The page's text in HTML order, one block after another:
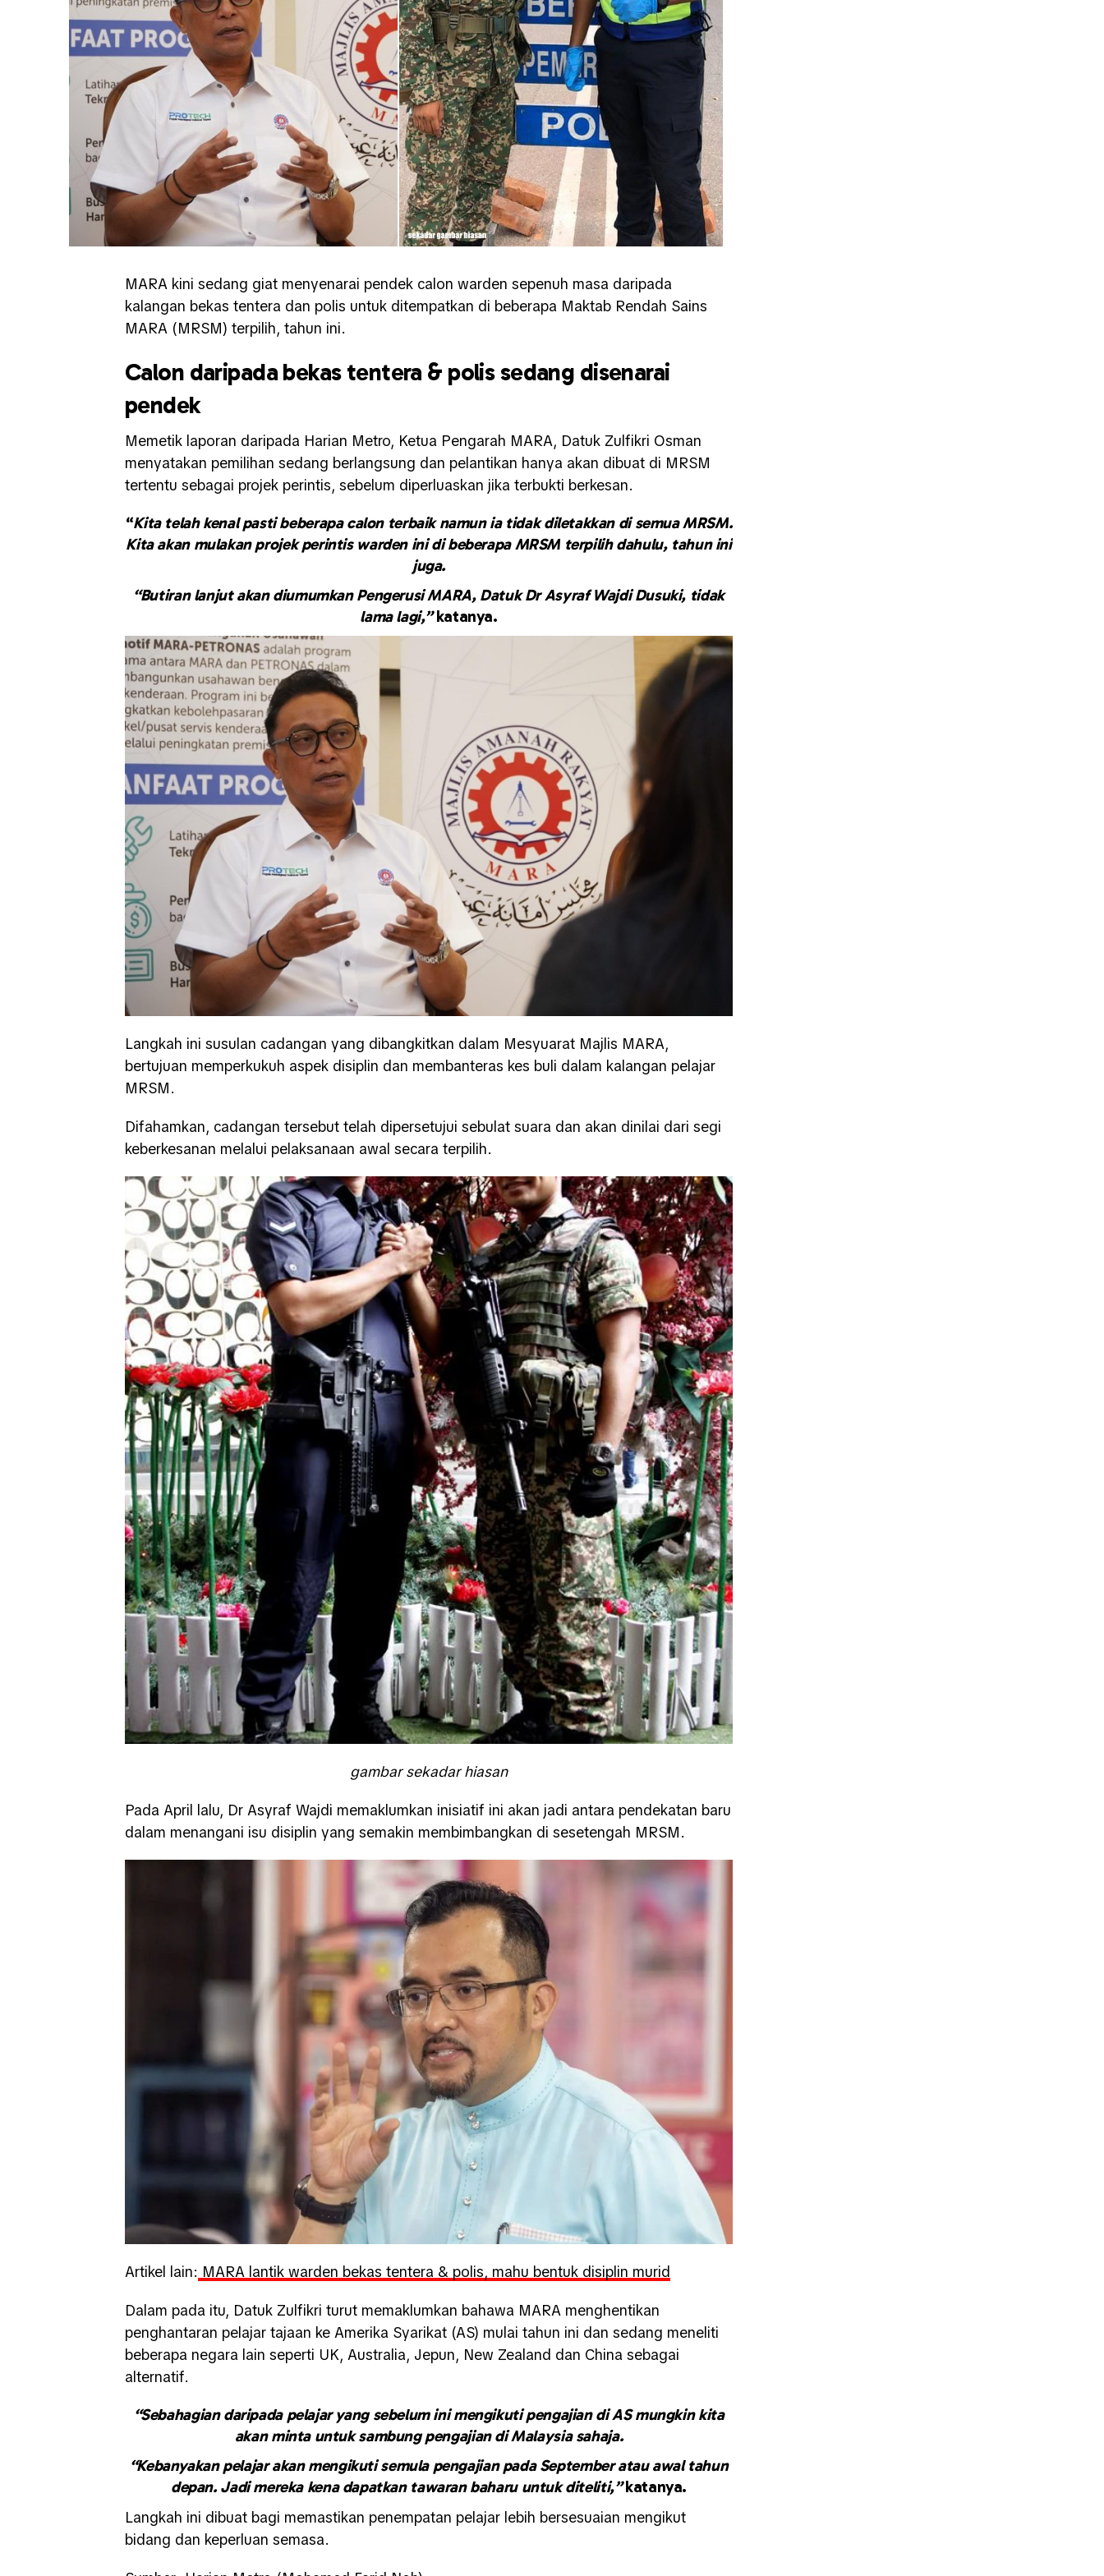
MARA kini sedang giat menyenarai pendek calon warden sepenuh masa daripada
kalangan bekas tentera dan polis untuk ditempatkan di beberapa Maktab Rendah Sains
MARA (MRSM) terpilih, tahun ini.
Calon daripada bekas tentera & polis sedang disenarai
pendek
Memetik laporan daripada Harian Metro, Ketua Pengarah MARA, Datuk Zulfikri Osman
menyatakan pemilihan sedang berlangsung dan pelantikan hanya akan dibuat di MRSM
tertentu sebagai projek perintis, sebelum diperluaskan jika terbukti berkesan.
“Kita telah kenal pasti beberapa calon terbaik namun ia tidak diletakkan di semua MRSM.
Kita akan mulakan projek perintis warden ini di beberapa MRSM terpilih dahulu, tahun ini
juga.
“Butiran lanjut akan diumumkan Pengerusi MARA, Datuk Dr Asyraf Wajdi Dusuki, tidak
lama lagi,”katanya.
Langkah ini susulan cadangan yang dibangkitkan dalam Mesyuarat Majlis MARA,
bertujuan memperkukuh aspek disiplin dan membanteras kes buli dalam kalangan pelajar
MRSM.
Difahamkan, cadangan tersebut telah dipersetujui sebulat suara dan akan dinilai dari segi
keberkesanan melalui pelaksanaan awal secara terpilih.
gambar sekadar hiasan
Pada April lalu, Dr Asyraf Wajdi memaklumkan inisiatif ini akan jadi antara pendekatan baru
dalam menangani isu disiplin yang semakin membimbangkan di sesetengah MRSM.
Artikel lain: MARA lantik warden bekas tentera & polis, mahu bentuk disiplin murid
Dalam pada itu, Datuk Zulfikri turut memaklumkan bahawa MARA menghentikan
penghantaran pelajar tajaan ke Amerika Syarikat (AS) mulai tahun ini dan sedang meneliti
beberapa negara lain seperti UK, Australia, Jepun, New Zealand dan China sebagai
alternatif.
“Sebahagian daripada pelajar yang sebelum ini mengikuti pengajian di AS mungkin kita
akan minta untuk sambung pengajian di Malaysia sahaja.
“Kebanyakan pelajar akan mengikuti semula pengajian pada September atau awal tahun
depan. Jadi mereka kena dapatkan tawaran baharu untuk diteliti,”katanya.
Langkah ini dibuat bagi memastikan penempatan pelajar lebih bersesuaian mengikut
bidang dan keperluan semasa.